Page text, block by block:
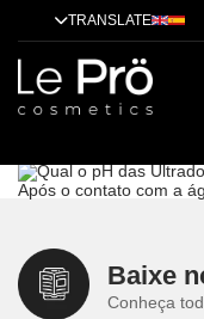
TRANSLATE
Qual o pH das
Dicas Alisamento
Após o contato com a
Baixe
Conheça